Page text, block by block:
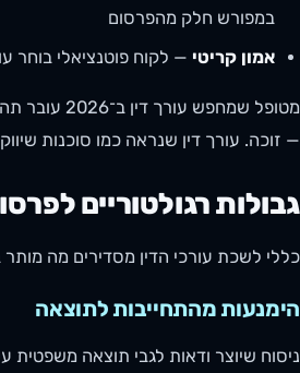
במפורש חלק מהפרסום
אמון קריטי — לקוח פוטנציאלי בוחר
מטופל
— זוכה. עורך דין שנראה כמו סוכנות
גבולות רגולטוריים
כללי לשכת עורכי הדין מסדירים מה
הימנעות מהתחייבות לתוצאה
ניסוח שיוצר ודאות לגבי תוצאה